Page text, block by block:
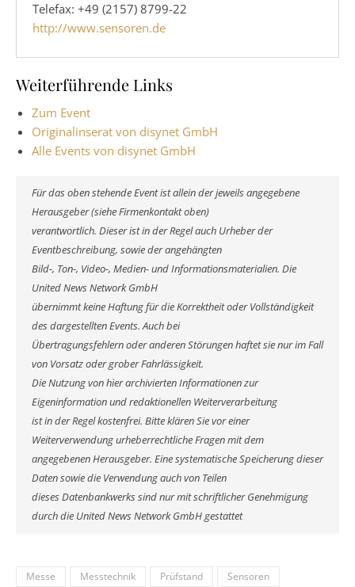
Telefax: +49 (2157) 8799-22
http://www.sensoren.de
Weiterführende Links
Zum Event
Originalinserat von disynet GmbH
Alle Events von disynet GmbH
Für das oben stehende Event ist allein der jeweils angegebene
Herausgeber (siehe Firmenkontakt oben)
verantwortlich. Dieser ist in der Regel auch Urheber der
Eventbeschreibung, sowie der angehängten
Bild-, Ton-, Video-, Medien- und Informationsmaterialien. Die
United News Network GmbH
übernimmt keine Haftung für die Korrektheit oder Vollständigkeit
des dargestellten Events. Auch bei
Übertragungsfehlern oder anderen Störungen haftet sie nur im Fall
von Vorsatz oder grober Fahrlässigkeit.
Die Nutzung von hier archivierten Informationen zur
Eigeninformation und redaktionellen Weiterverarbeitung
ist in der Regel kostenfrei. Bitte klären Sie vor einer
Weiterverwendung urheberrechtliche Fragen mit dem
angegebenen Herausgeber. Eine systematische Speicherung dieser
Daten sowie die Verwendung auch von Teilen
dieses Datenbankwerks sind nur mit schriftlicher Genehmigung
durch die United News Network GmbH gestattet
Messe Messtechnik Prüfstand
Sensoren